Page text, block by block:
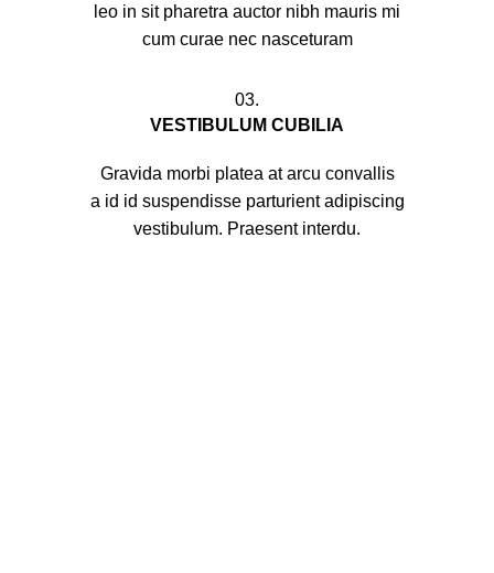
leo in sit pharetra auctor nibh mauris mi
cum curae nec nasceturam
03.
VESTIBULUM CUBILIA
Gravida morbi platea at arcu convallis
a id id suspendisse parturient adipiscing
vestibulum. Praesent interdu.